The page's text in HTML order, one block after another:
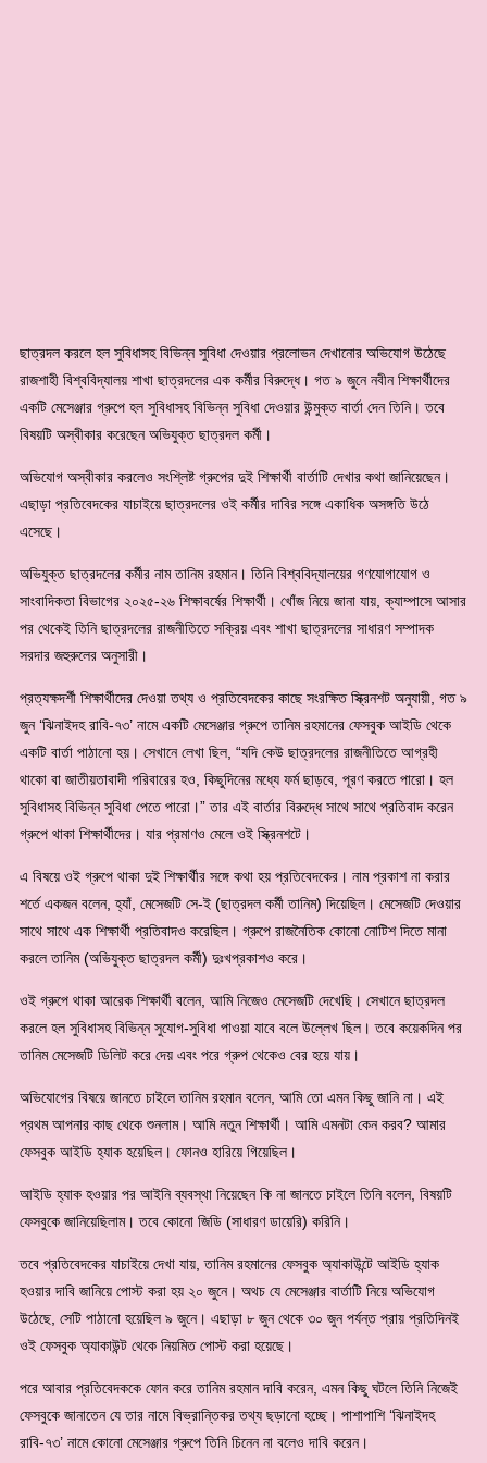
ছাত্রদল করলে হল সুবিধাসহ বিভিন্ন সুবিধা দেওয়ার প্রলোভন দেখানোর অভিযোগ উঠেছে
রাজশাহী বিশ্ববিদ্যালয় শাখা ছাত্রদলের এক কর্মীর বিরুদ্ধে। গত ৯ জুনে নবীন শিক্ষার্থীদের
একটি মেসেঞ্জার গ্রুপে হল সুবিধাসহ বিভিন্ন সুবিধা দেওয়ার উন্মুক্ত বার্তা দেন তিনি। তবে
বিষয়টি অস্বীকার করেছেন অভিযুক্ত ছাত্রদল কর্মী।
অভিযোগ অস্বীকার করলেও সংশ্লিষ্ট গ্রুপের দুই শিক্ষার্থী বার্তাটি দেখার কথা জানিয়েছেন।
এছাড়া প্রতিবেদকের যাচাইয়ে ছাত্রদলের ওই কর্মীর দাবির সঙ্গে একাধিক অসঙ্গতি উঠে
এসেছে।
অভিযুক্ত ছাত্রদলের কর্মীর নাম তানিম রহমান। তিনি বিশ্ববিদ্যালয়ের গণযোগাযোগ ও
সাংবাদিকতা বিভাগের ২০২৫-২৬ শিক্ষাবর্ষের শিক্ষার্থী। খোঁজ নিয়ে জানা যায়, ক্যাম্পাসে আসার
পর থেকেই তিনি ছাত্রদলের রাজনীতিতে সক্রিয় এবং শাখা ছাত্রদলের সাধারণ সম্পাদক
সরদার জহুরুলের অনুসারী।
প্রত্যক্ষদর্শী শিক্ষার্থীদের দেওয়া তথ্য ও প্রতিবেদকের কাছে সংরক্ষিত স্ক্রিনশট অনুযায়ী, গত ৯
জুন ‘ঝিনাইদহ রাবি-৭৩’ নামে একটি মেসেঞ্জার গ্রুপে তানিম রহমানের ফেসবুক আইডি থেকে
একটি বার্তা পাঠানো হয়। সেখানে লেখা ছিল, “যদি কেউ ছাত্রদলের রাজনীতিতে আগ্রহী
থাকো বা জাতীয়তাবাদী পরিবারের হও, কিছুদিনের মধ্যে ফর্ম ছাড়বে, পূরণ করতে পারো। হল
সুবিধাসহ বিভিন্ন সুবিধা পেতে পারো।” তার এই বার্তার বিরুদ্ধে সাথে সাথে প্রতিবাদ করেন
গ্রুপে থাকা শিক্ষার্থীদের। যার প্রমাণও মেলে ওই স্ক্রিনশটে।
এ বিষয়ে ওই গ্রুপে থাকা দুই শিক্ষার্থীর সঙ্গে কথা হয় প্রতিবেদকের। নাম প্রকাশ না করার
শর্তে একজন বলেন, হ্যাঁ, মেসেজটি সে-ই (ছাত্রদল কর্মী তানিম) দিয়েছিল। মেসেজটি দেওয়ার
সাথে সাথে এক শিক্ষার্থী প্রতিবাদও করেছিল। গ্রুপে রাজনৈতিক কোনো নোটিশ দিতে মানা
করলে তানিম (অভিযুক্ত ছাত্রদল কর্মী) দুঃখপ্রকাশও করে।
ওই গ্রুপে থাকা আরেক শিক্ষার্থী বলেন, আমি নিজেও মেসেজটি দেখেছি। সেখানে ছাত্রদল
করলে হল সুবিধাসহ বিভিন্ন সুযোগ-সুবিধা পাওয়া যাবে বলে উল্লেখ ছিল। তবে কয়েকদিন পর
তানিম মেসেজটি ডিলিট করে দেয় এবং পরে গ্রুপ থেকেও বের হয়ে যায়।
অভিযোগের বিষয়ে জানতে চাইলে তানিম রহমান বলেন, আমি তো এমন কিছু জানি না। এই
প্রথম আপনার কাছ থেকে শুনলাম। আমি নতুন শিক্ষার্থী। আমি এমনটা কেন করব? আমার
ফেসবুক আইডি হ্যাক হয়েছিল। ফোনও হারিয়ে গিয়েছিল।
আইডি হ্যাক হওয়ার পর আইনি ব্যবস্থা নিয়েছেন কি না জানতে চাইলে তিনি বলেন, বিষয়টি
ফেসবুকে জানিয়েছিলাম। তবে কোনো জিডি (সাধারণ ডায়েরি) করিনি।
তবে প্রতিবেদকের যাচাইয়ে দেখা যায়, তানিম রহমানের ফেসবুক অ্যাকাউন্টে আইডি হ্যাক
হওয়ার দাবি জানিয়ে পোস্ট করা হয় ২০ জুনে। অথচ যে মেসেঞ্জার বার্তাটি নিয়ে অভিযোগ
উঠেছে, সেটি পাঠানো হয়েছিল ৯ জুনে। এছাড়া ৮ জুন থেকে ৩০ জুন পর্যন্ত প্রায় প্রতিদিনই
ওই ফেসবুক অ্যাকাউন্ট থেকে নিয়মিত পোস্ট করা হয়েছে।
পরে আবার প্রতিবেদককে ফোন করে তানিম রহমান দাবি করেন, এমন কিছু ঘটলে তিনি নিজেই
ফেসবুকে জানাতেন যে তার নামে বিভ্রান্তিকর তথ্য ছড়ানো হচ্ছে। পাশাপাশি ‘ঝিনাইদহ
রাবি-৭৩’ নামে কোনো মেসেঞ্জার গ্রুপে তিনি চিনেন না বলেও দাবি করেন।